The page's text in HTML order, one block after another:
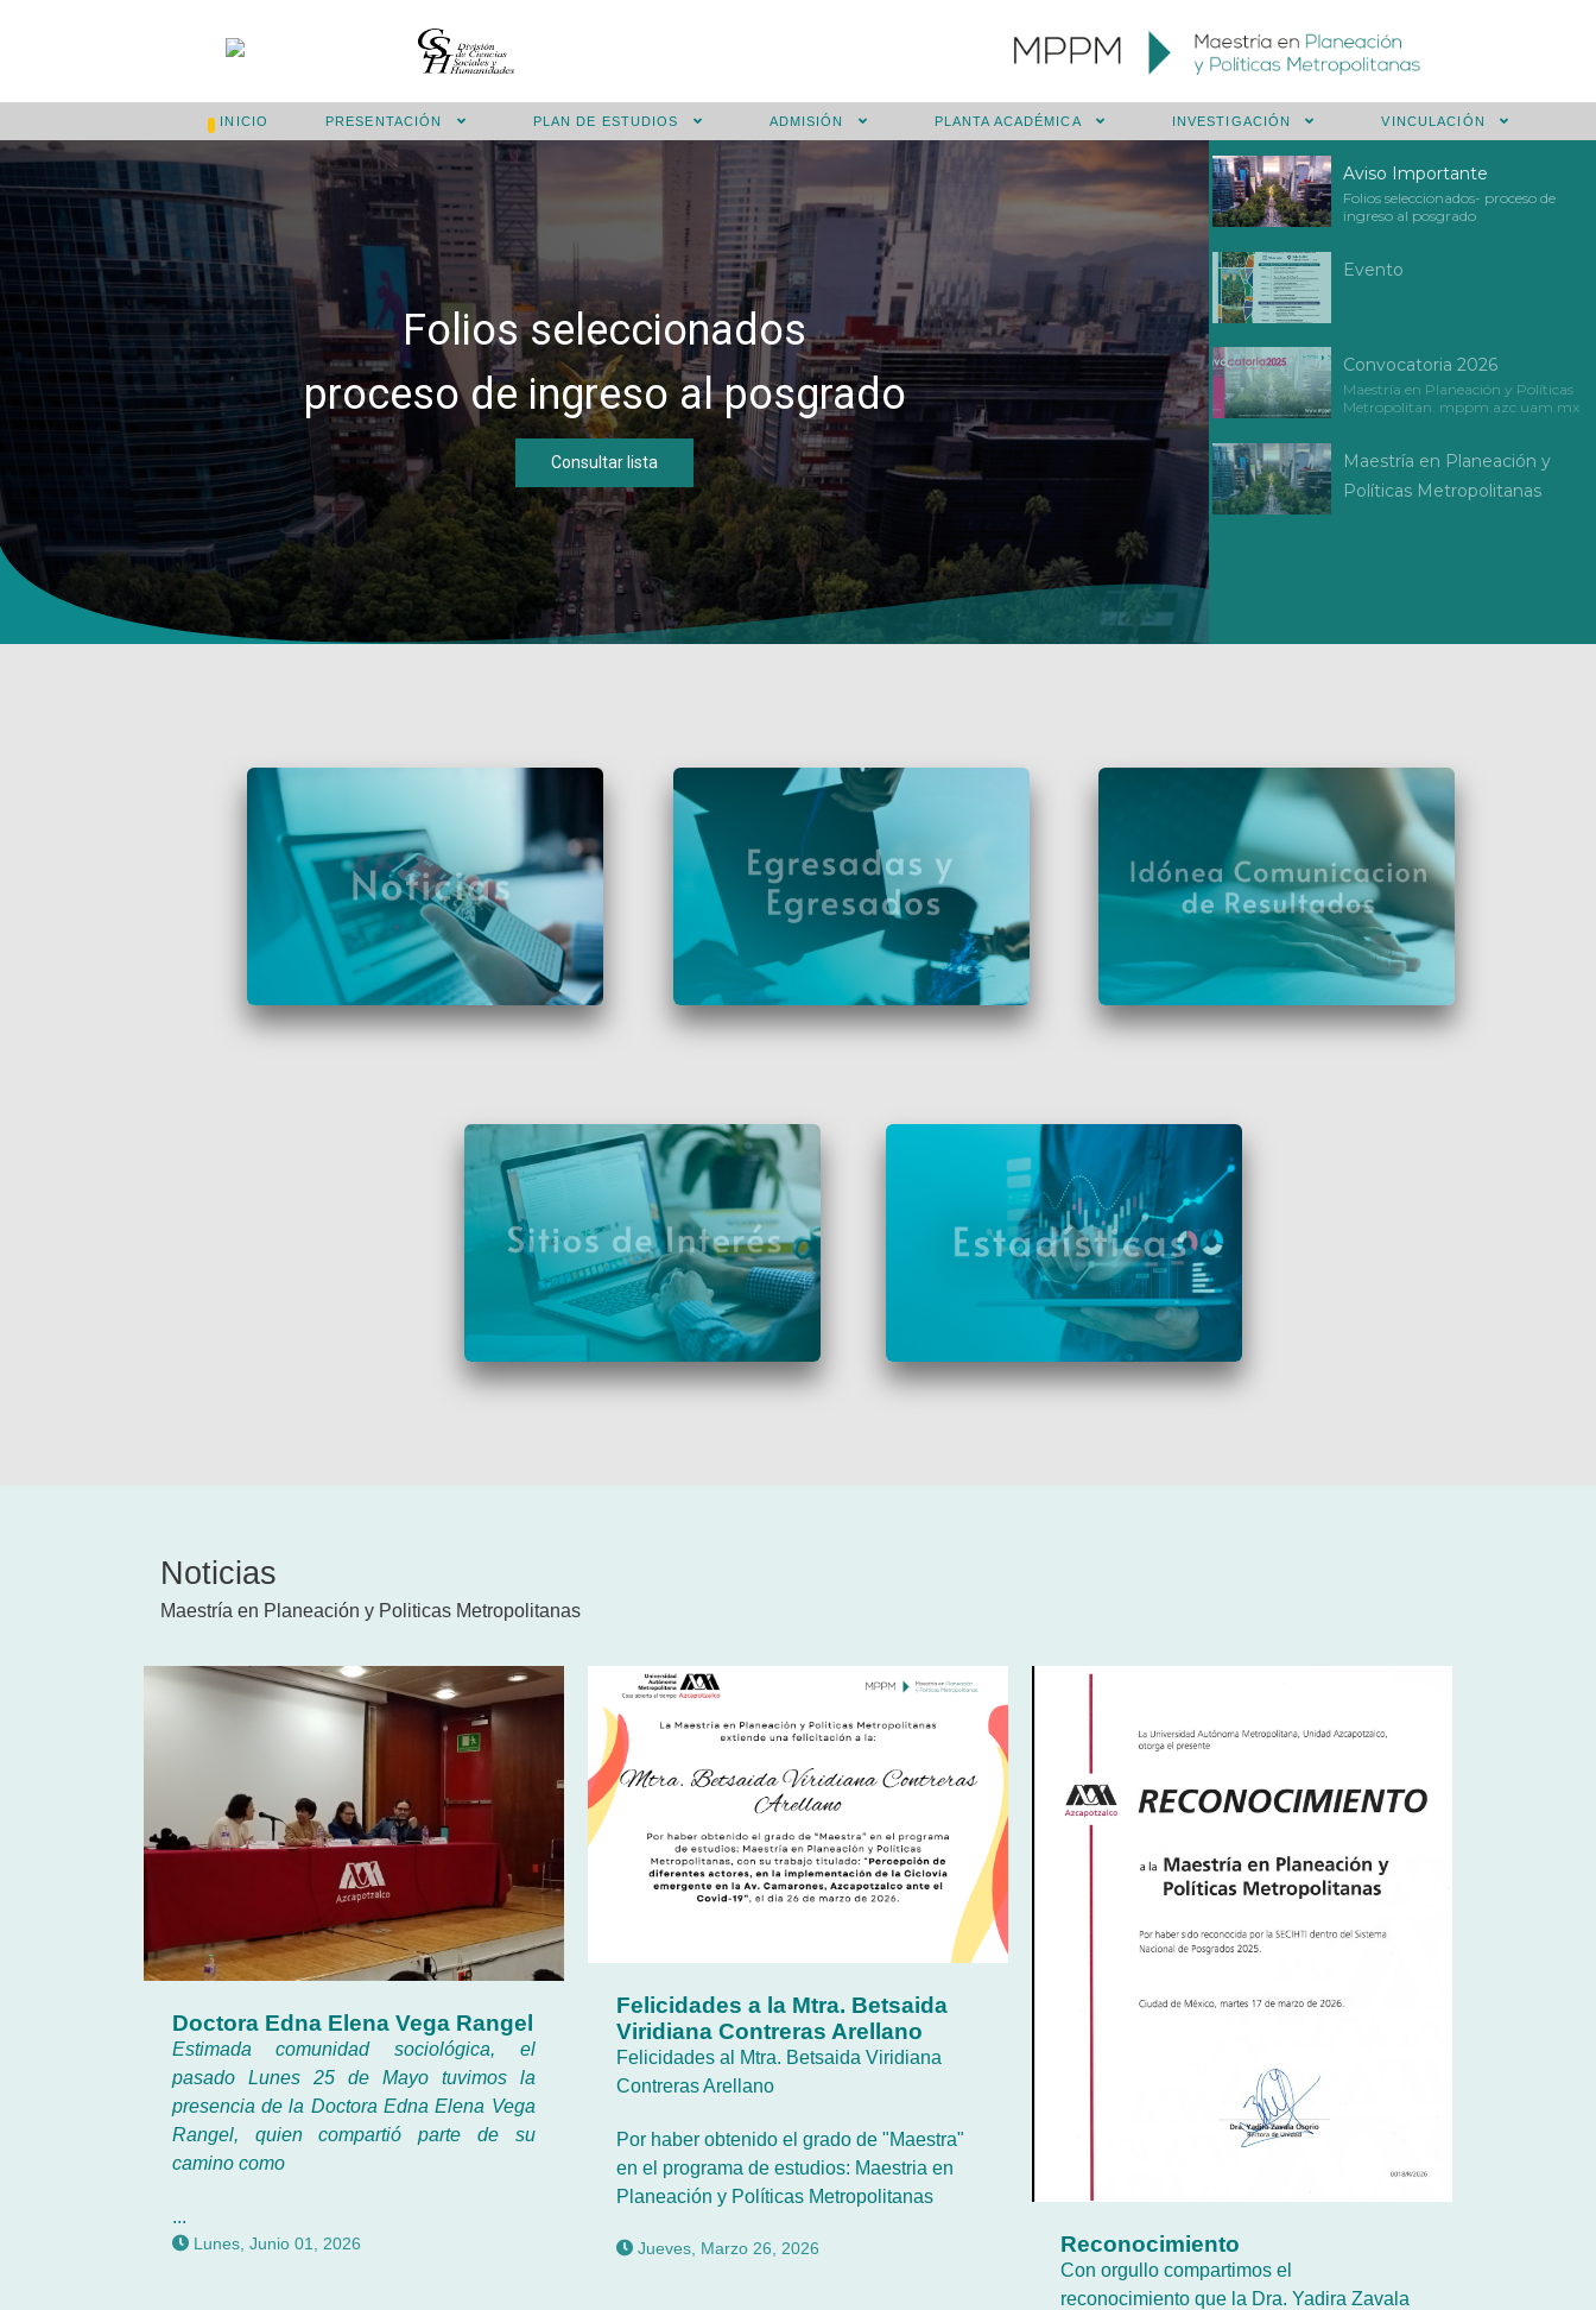
INICIO PRESENTACIÓN PLAN DE ESTUDIOS ADMISIÓN PLANTA ACADÉMICA INVESTIGACIÓN VINCULACIÓN
Folios seleccionados
proceso de ingreso al posgrado
Consultar lista
Aviso Importante
Folios seleccionados- proceso de
ingreso al posgrado
Evento
Convocatoria 2026
Maestría en Planeación y Políticas
Metropolitan. mppm.azc.uam.mx
Maestría en Planeación y
Políticas Metropolitanas
Noticias
Maestría en Planeación y Politicas Metropolitanas
Doctora Edna Elena Vega Rangel
Estimada comunidad sociológica, el
pasado Lunes 25 de Mayo tuvimos la
presencia de la Doctora Edna Elena Vega
Rangel, quien compartió parte de su
camino como
...
Lunes, Junio 01, 2026
Felicidades a la Mtra. Betsaida
Viridiana Contreras Arellano
Felicidades al Mtra. Betsaida Viridiana
Contreras Arellano
Por haber obtenido el grado de "Maestra"
en el programa de estudios: Maestria en
Planeación y Políticas Metropolitanas
Jueves, Marzo 26, 2026 Reconocimiento
Con orgullo compartimos el
reconocimiento que la Dra. Yadira Zavala